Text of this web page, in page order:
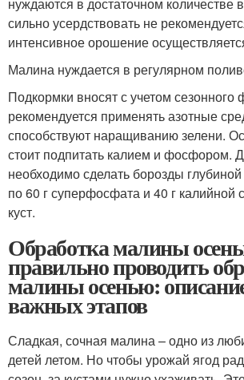
сильно усердствовать не
интенсивное орошение
Малина нуждается в регулярном
Подкормки вносят с учетом сезонного
рекомендуется применять азотные
способствуют наращиванию зелени.
стоит подпитать калием и фосфором.
необходимо сделать борозды
по 60 г суперфосфата и 40 г калийной
куст.
Обработка малины
правильно проводить
малины осенью:
важных этапов
Сладкая, сочная малина – одно из
детей летом. Но чтобы урожай ягод